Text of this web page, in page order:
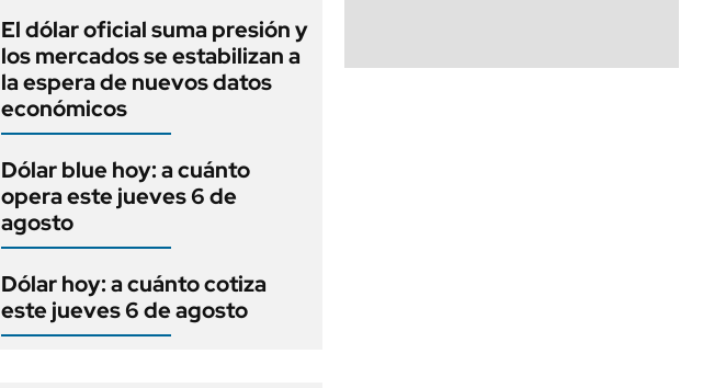
El dólar oficial suma presión y
los mercados se estabilizan a
la espera de nuevos datos
económicos
Dólar blue hoy: a cuánto
opera este jueves 6 de
agosto
Dólar hoy: a cuánto cotiza
este jueves 6 de agosto